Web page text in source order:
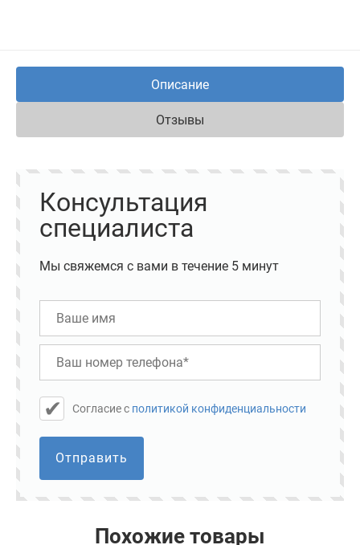
Описание
Отзывы
Консультация
специалиста
Мы свяжемся с вами в течение 5 минут
Cогласие с политикой конфиденциальности
Отправить
Похожие товары